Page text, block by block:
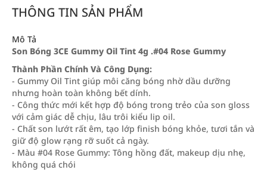
THÔNG TIN SẢN PHẨM
Mô Tả
Son Bóng 3CE Gummy Oil Tint 4g .#04 Rose Gummy
Thành Phần Chính Và Công Dụng:
- Gummy Oil Tint giúp môi căng bóng nhờ dầu dưỡng
nhưng hoàn toàn không bết dính.
- Công thức mới kết hợp độ bóng trong trẻo của son gloss
với cảm giác dễ chịu, lâu trôi kiểu lip oil.
- Chất son lướt rất êm, tạo lớp finish bóng khỏe, tươi tắn và
giữ độ glow rạng rỡ suốt cả ngày.
- Màu #04 Rose Gummy: Tông hồng đất, makeup dịu nhẹ,
không quá chói